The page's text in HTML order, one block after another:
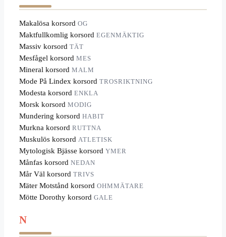
Makalösa korsord OG
Maktfullkomlig korsord EGENMÄKTIG
Massiv korsord TÄT
Mesfågel korsord MES
Mineral korsord MALM
Mode På Lindex korsord TROSRIKTNING
Modesta korsord ENKLA
Morsk korsord MODIG
Mundering korsord HABIT
Murkna korsord RUTTNA
Muskulös korsord ATLETISK
Mytologisk Bjässe korsord YMER
Månfas korsord NEDAN
Mår Väl korsord TRIVS
Mäter Motstånd korsord OHMMÄTARE
Mötte Dorothy korsord GALE
N